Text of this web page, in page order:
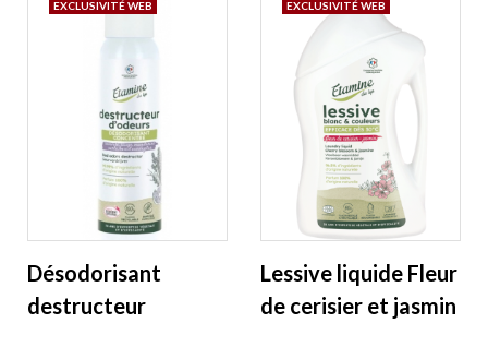
Désodorisant
destructeur
EXCLUSIVITÉ WEB
Lessive liquide Fleur
de cerisier et jasmin
EXCLUSIVITÉ WEB